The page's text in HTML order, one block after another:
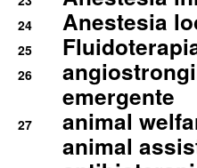
24 Anestesia
25
26
emergente
27
animal
animal